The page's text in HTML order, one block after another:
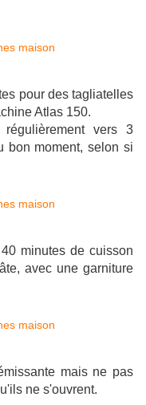
pour des tagliatelles
Atlas 150.
vers 3
bon moment, selon si
minutes de cuisson
avec une garniture
mais ne pas
ne s'ouvrent.